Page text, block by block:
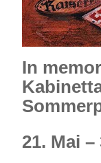
In
21. Mai